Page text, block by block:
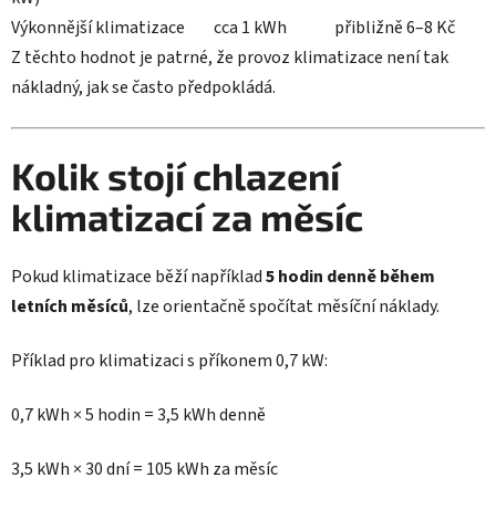
Výkonnější klimatizace
cca 1 kWh
přibližně 6–8 Kč
Z těchto hodnot je patrné, že provoz klimatizace není tak
nákladný, jak se často předpokládá.
Kolik stojí chlazení
klimatizací za měsíc
Pokud klimatizace běží například5 hodin denně během
letních měsíců, lze orientačně spočítat měsíční náklady.
Příklad pro klimatizaci s příkonem 0,7 kW:
0,7 kWh × 5 hodin = 3,5 kWh denně
3,5 kWh × 30 dní = 105 kWh za měsíc